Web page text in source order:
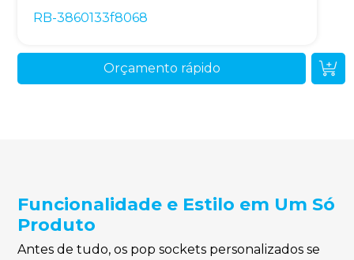
RB-3860133f8068
Orçamento rápido
Funcionalidade e Estilo em Um Só
Produto
Antes de tudo, os pop sockets personalizados se